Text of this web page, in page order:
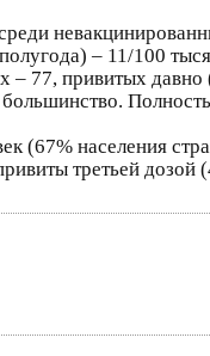
– 11/100
77, привитых давно
(67% населения
третьей дозой